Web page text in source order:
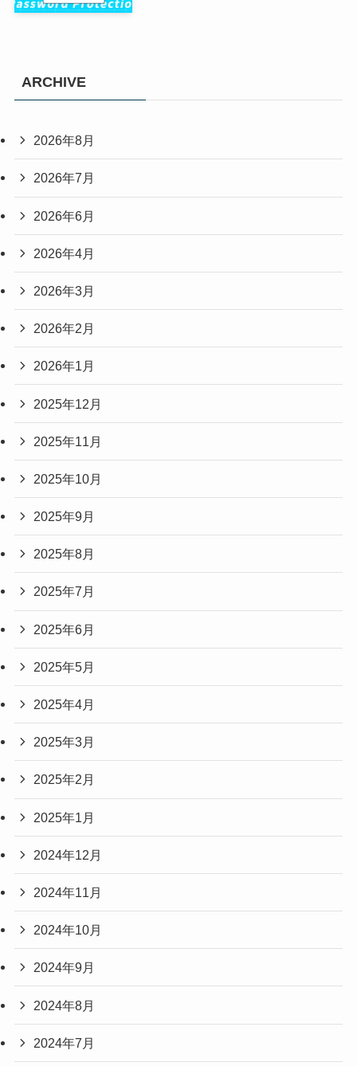
ARCHIVE
2026年8月
2026年7月
2026年6月
2026年4月
2026年3月
2026年2月
2026年1月
2025年12月
2025年11月
2025年10月
2025年9月
2025年8月
2025年7月
2025年6月
2025年5月
2025年4月
2025年3月
2025年2月
2025年1月
2024年12月
2024年11月
2024年10月
2024年9月
2024年8月
2024年7月